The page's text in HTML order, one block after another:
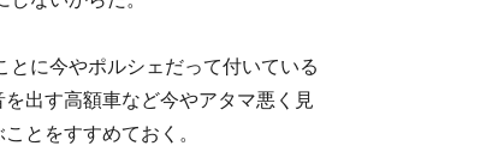
に今やポルシェだって付いている
出す高額車など今やアタマ悪く見
とをすすめておく。